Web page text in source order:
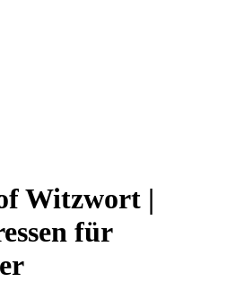
Witzwort |
für